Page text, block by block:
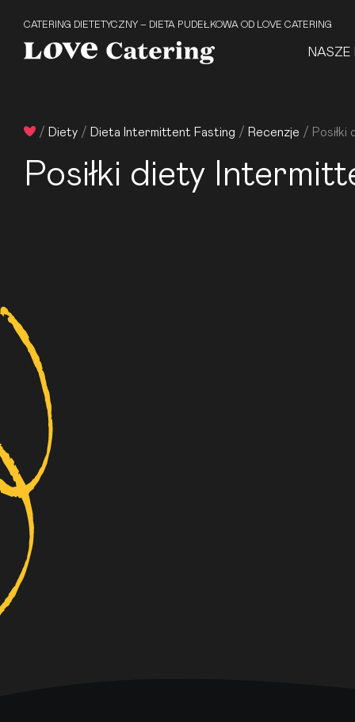
CATERING DIETETYCZNY – DIETA PUDEŁKOWA OD LOVE CATERING
NASZE
/ Diety / Dieta Intermittent Fasting / Recenzje /
Posiłki diety